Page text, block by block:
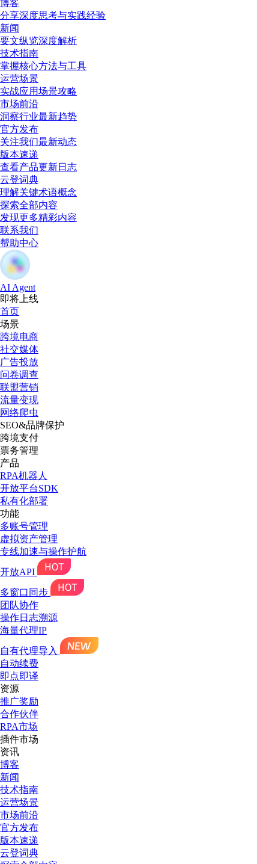
博客
分享深度思考与实践经验
新闻
要文纵览深度解析
技术指南
掌握核心方法与工具
运营场景
实战应用场景攻略
市场前沿
洞察行业最新趋势
官方发布
关注我们最新动态
版本速递
查看产品更新日志
云登词典
理解关键术语概念
探索全部内容
发现更多精彩内容
联系我们
帮助中心
AI Agent
即将上线
首页
场景
跨境电商
社交媒体
广告投放
问卷调查
联盟营销
流量变现
网络爬虫
SEO&品牌保护
跨境支付
票务管理
产品
RPA机器人
开放平台SDK
私有化部署
功能
多账号管理
虚拟资产管理
专线加速与操作护航
开放API
多窗口同步
团队协作
操作日志溯源
海量代理IP
自有代理导入
自动续费
即点即译
资源
推广奖励
合作伙伴
RPA市场
插件市场
资讯
博客
新闻
技术指南
运营场景
市场前沿
官方发布
版本速递
云登词典